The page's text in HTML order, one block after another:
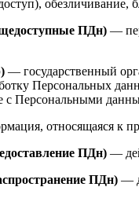
ПДн) —
— государственный
Персональных
с Персональными
относящаяся к
ПДн) —
ПДн) —